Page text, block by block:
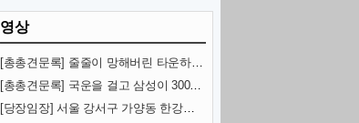
영상
[총총견문록] 줄줄이 망해버린 타운하우스·빌라
[총총견문록] 국운을 걸고 삼성이 300조 쏟아붓는 땅 (용인 국가반도체산단)
[당장임장] 서울 강서구 가양동 한강변 아파트 (가양중앙하이츠)